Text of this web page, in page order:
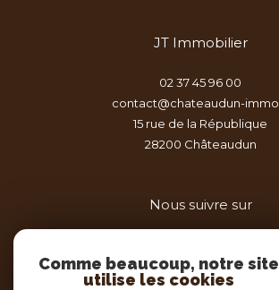
JT Immobilier
02 37 45 96 00
contact@chateaudun-
15 rue de la République
28200
châteaudun
Nous suivre sur
Comme beaucoup, notre site
utilise les cookies